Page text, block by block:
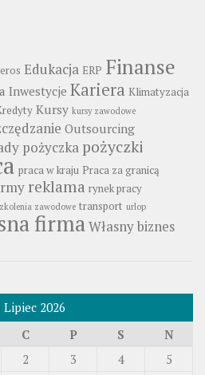
Edukacja ERP Finanse
Inwestycje Kariera Klimatyzacja
Kursy kursy zawodowe
Outsourcing
pożyczka pożyczki
praca w kraju Praca za granicą
reklama rynek pracy
zawodowe transport urlop
firmaWłasny biznes
Lipiec 2026
C P S
N
2 3 4 5